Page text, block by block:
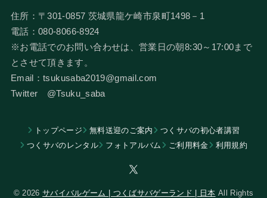
住所：〒301-0857 茨城県龍ケ崎市泉町1498－1
電話：080-8066-8924
​※お電話でのお問い合わせは、営業日の朝8:30～17:00まで
とさせて頂きます。
Email：tsukusaba2019@gmail.com
​Twitter @Tsuku_saba
トップページ 無料送迎のご案内
つくサバの初心者講習
つくサバのレンタル
フォトアルバム ​ご利用料金 利用規約
© 2026サバイバルゲーム | つくばサバゲーランド | 日本 All Rights